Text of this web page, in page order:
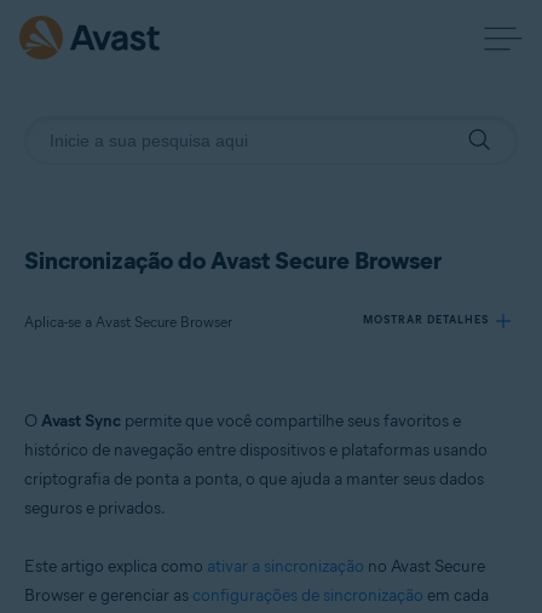
Sincronização do Avast Secure Browser
Aplica-se a Avast Secure Browser MOSTRAR DETALHES
Produtos:
Avast Secure Browser
O Avast Sync permite que você compartilhe seus favoritos e
histórico de navegação entre dispositivos e plataformas usando
criptografia de ponta a ponta, o que ajuda a manter seus dados
seguros e privados.
Este artigo explica como ativar a sincronização no Avast Secure
Browser e gerenciar as configurações de sincronização em cada